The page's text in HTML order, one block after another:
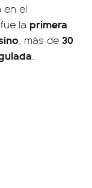
el
fue la primera
, más de 30
.